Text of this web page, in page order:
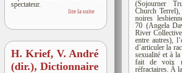
spectateur.
lire la suite
H. Krief, V. André
(dir.), Dictionnaire
(Sojourner
Church
noires
70 (Angela
River
entre autres),
d’articuler la
sexualité et à
fait de voix
réfractaires. À